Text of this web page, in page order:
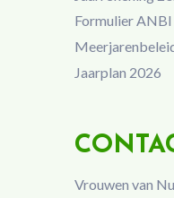
Formulier ANBI
Jaarplan 2026
Vrouwen van Nu